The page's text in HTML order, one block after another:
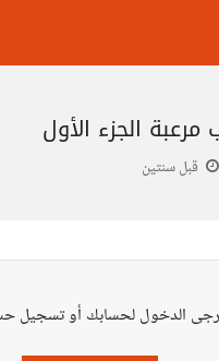
الجزء الأول
قبل سنتين
الدخول لحسابك أو تسجيل